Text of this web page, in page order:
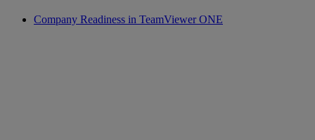
Company Readiness in TeamViewer ONE